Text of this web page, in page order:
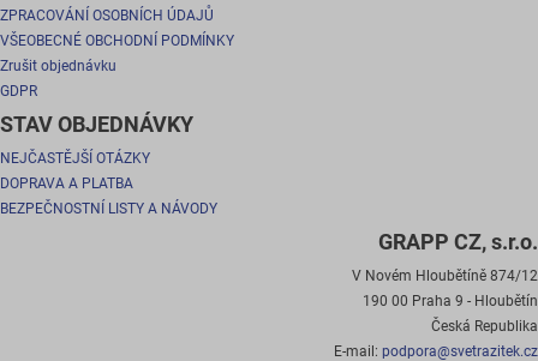
ZPRACOVÁNÍ OSOBNÍCH ÚDAJŮ
VŠEOBECNÉ OBCHODNÍ PODMÍNKY
Zrušit objednávku
GDPR
STAV OBJEDNÁVKY
NEJČASTĚJŠÍ OTÁZKY
DOPRAVA A PLATBA
BEZPEČNOSTNÍ LISTY A NÁVODY
GRAPP CZ, s.r.o.
V Novém Hloubětíně 874/12
190 00 Praha 9 - Hloubětín
Česká Republika
E-mail: podpora@svetrazitek.cz